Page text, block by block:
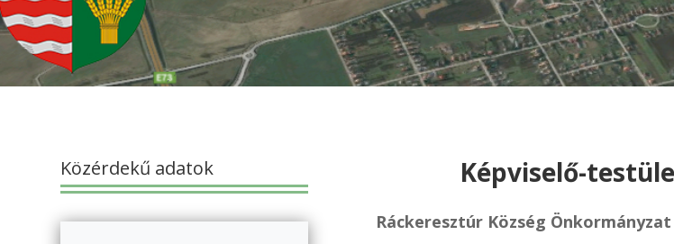
Közérdekű adatok Képviselő-
Ráckeresztúr Község